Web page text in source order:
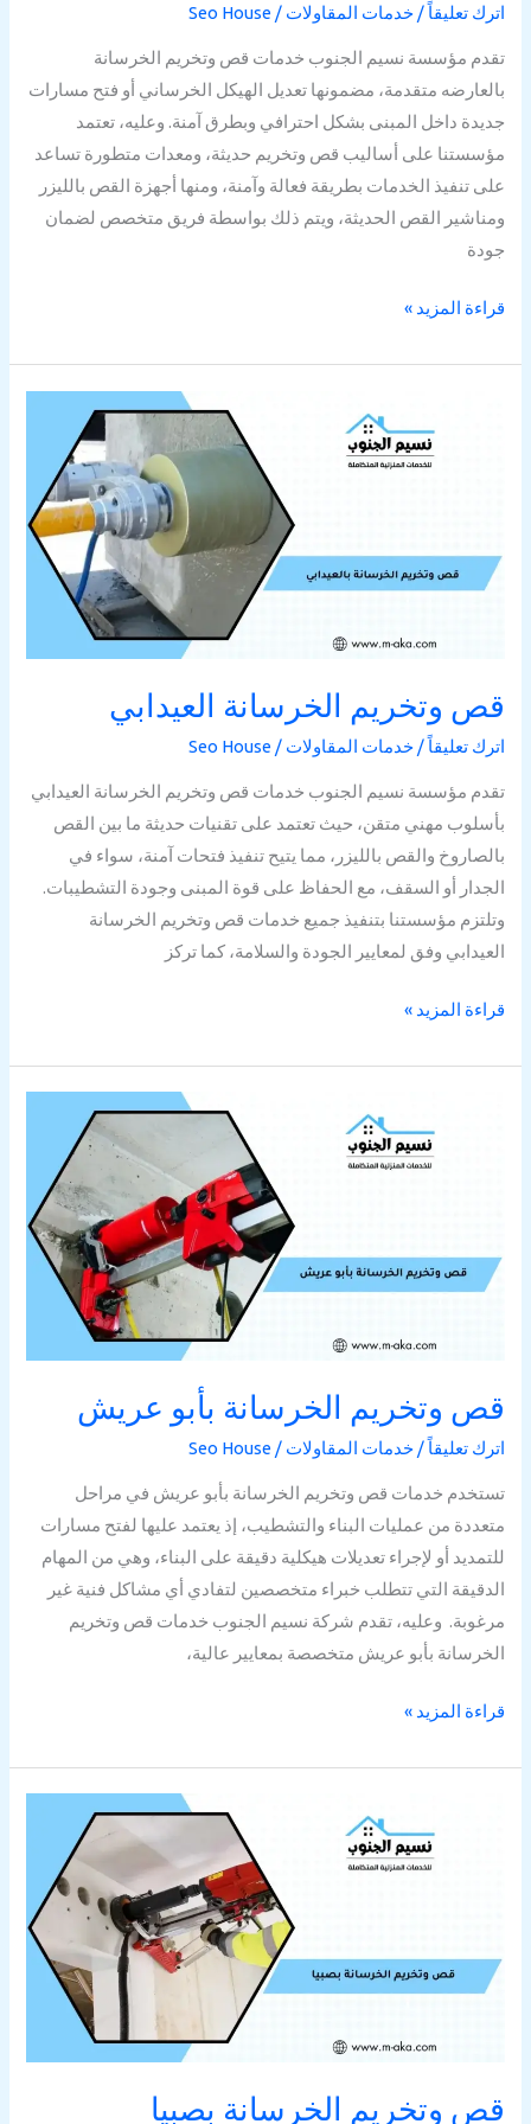
اترك تعليقاً /خدمات المقاولات /
Seo House
تقدم مؤسسة نسيم الجنوب خدمات قص وتخريم الخرسانة
بالعارضه متقدمة، مضمونها تعديل الهيكل الخرساني أو فتح مسارات
جديدة داخل المبنى بشكل احترافي وبطرق آمنة. وعليه، تعتمد
مؤسستنا على أساليب قص وتخريم حديثة، ومعدات متطورة تساعد
على تنفيذ الخدمات بطريقة فعالة وآمنة، ومنها أجهزة القص بالليزر
ومناشير القص الحديثة، ويتم ذلك بواسطة فريق متخصص لضمان
جودة
قراءة المزيد »
قص وتخريم الخرسانة العيدابي
اترك تعليقاً /خدمات المقاولات /
Seo House
تقدم مؤسسة نسيم الجنوب خدمات قص وتخريم الخرسانة العيدابي
بأسلوب مهني متقن، حيث تعتمد على تقنيات حديثة ما بين القص
بالصاروخ والقص بالليزر، مما يتيح تنفيذ فتحات آمنة، سواء في
الجدار أو السقف، مع الحفاظ على قوة المبنى وجودة التشطيبات.
وتلتزم مؤسستنا بتنفيذ جميع خدمات قص وتخريم الخرسانة
العيدابي وفق لمعايير الجودة والسلامة، كما تركز
قراءة المزيد »
قص وتخريم الخرسانة بأبو عريش
اترك تعليقاً /خدمات المقاولات /
Seo House
تستخدم خدمات قص وتخريم الخرسانة بأبو عريش في مراحل
متعددة من عمليات البناء والتشطيب، إذ يعتمد عليها لفتح مسارات
للتمديد أو لإجراء تعديلات هيكلية دقيقة على البناء، وهي من المهام
الدقيقة التي تتطلب خبراء متخصصين لتفادي أي مشاكل فنية غير
مرغوبة. وعليه، تقدم شركة نسيم الجنوب خدمات قص وتخريم
الخرسانة بأبو عريش متخصصة بمعايير عالية،
قراءة المزيد »
قص وتخريم الخرسانة بصبيا